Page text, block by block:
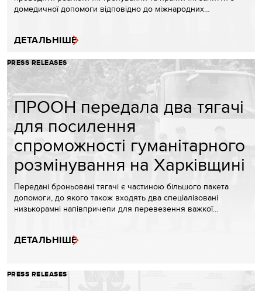
домедичної допомоги відповідно до міжнародних…
ДЕТАЛЬНІШЕ
PRESS RELEASES
ПРООН передала два тягачі
для посилення
спроможності гуманітарного
розмінування на Харківщині
Передані броньовані тягачі є частиною більшого пакета
допомоги, до якого також входять два спеціалізовані
низькорамні напівпричепи для перевезення важкої…
ДЕТАЛЬНІШЕ
PRESS RELEASES